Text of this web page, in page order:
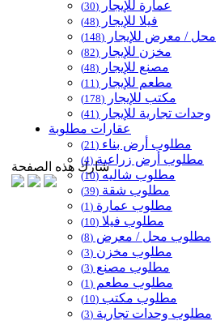
عمارة للإيجار (30)
فيلا للإيجار (48)
محل / معرض للإيجار (148)
مخزن للإيجار (82)
مصنع للإيجار (48)
مطعم للإيجار (11)
مكتب للإيجار (178)
وحدات تجارية للإيجار (41)
عقارات مطلوبة
مطلوب أرض بناء (21)
مطلوب أرض زراعية (4)
مطلوب شاليه(10)
مطلوب شقة (39)
مطلوب عمارة (1)
مطلوب فيلا (10)
مطلوب محل / معرض (8)
مطلوب مخزن (3)
مطلوب مصنع (3)
مطلوب مطعم (1)
مطلوب مكتب (10)
مطلوب وحدات تجارية (3)
شارك هذه الصفحة